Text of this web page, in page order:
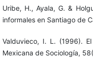
Uribe, H., Ayala, G. &
informales en Santiago de
Valduvieco, I. L. (1996).
Mexicana de Sociología,